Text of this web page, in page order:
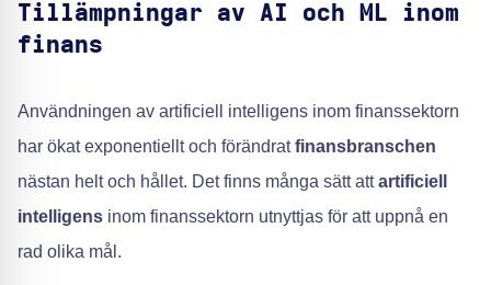
Tillämpningar av AI och ML inom
finans
Användningen av artificiell intelligens inom finanssektorn
har ökat exponentiellt och förändratfinansbranschen
nästan helt och hållet. Det finns många sätt attartificiell
intelligens inom finanssektorn utnyttjas för att uppnå en
rad olika mål.